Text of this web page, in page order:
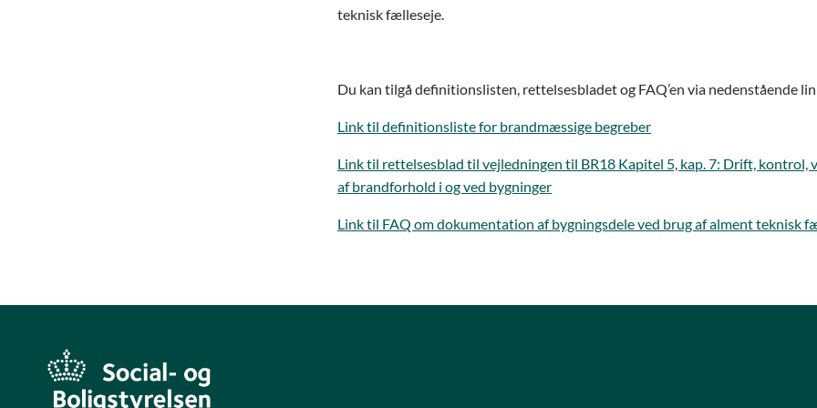
teknisk fælleseje.
Du kan tilgå definitionslisten, rettelsesbladet og FAQ’en via nedenstående
Link til definitionsliste for brandmæssige begreber
Link til rettelsesblad til vejledningen til BR18 Kapitel 5, kap. 7: Drift, kontrol,
af brandforhold i og ved bygninger
Link til FAQ om dokumentation af bygningsdele ved brug af alment teknisk